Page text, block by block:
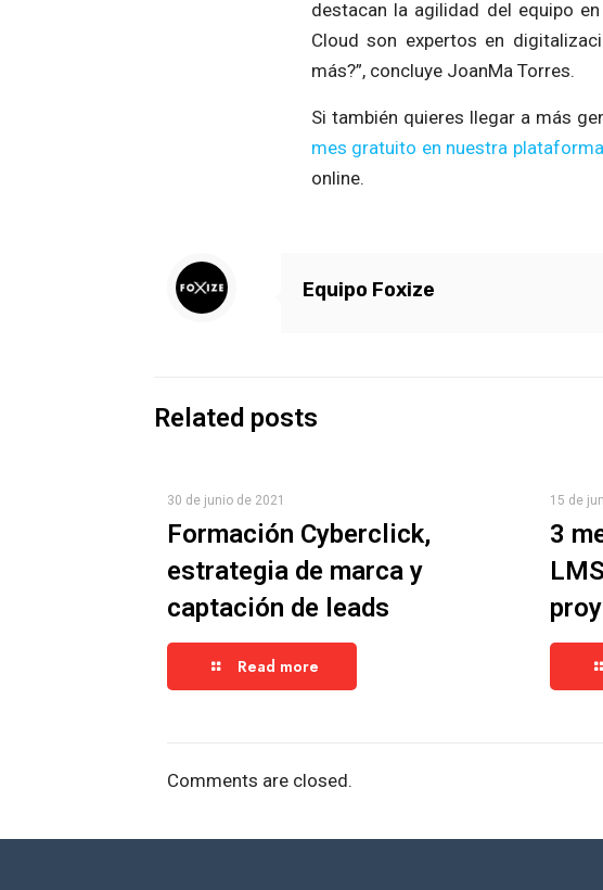
destacan la agilidad del equipo
Cloud son expertos en
más?”, concluye JoanMa Torres.
Si también quieres llegar a más
mes gratuito en nuestra
online.
Equipo Foxize
Related posts
30 de junio de 2021
Formación Cyberclick,
estrategia de marca y
captación de leads
Read more
15 de
3
Comments are closed.